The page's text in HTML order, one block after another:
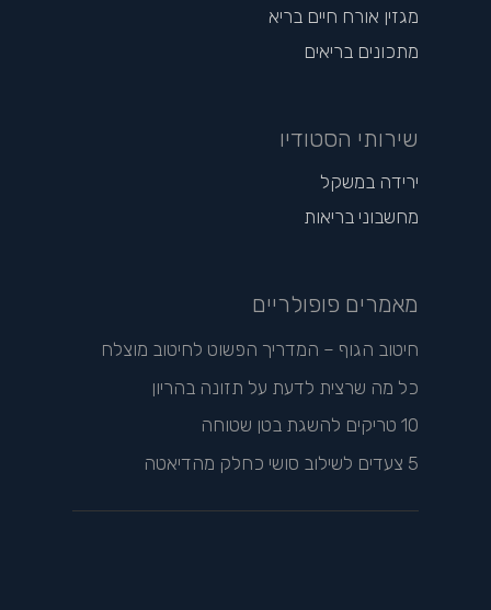
מגזין אורח חיים בריא
מתכונים בריאים
שירותי הסטודיו
ירידה במשקל
מחשבוני בריאות
מאמרים פופולריים
חיטוב הגוף – המדריך הפשוט לחיטוב מוצלח
כל מה שרצית לדעת על תזונה בהריון
10 טריקים להשגת בטן שטוחה
5 צעדים לשילוב סושי כחלק מהדיאטה